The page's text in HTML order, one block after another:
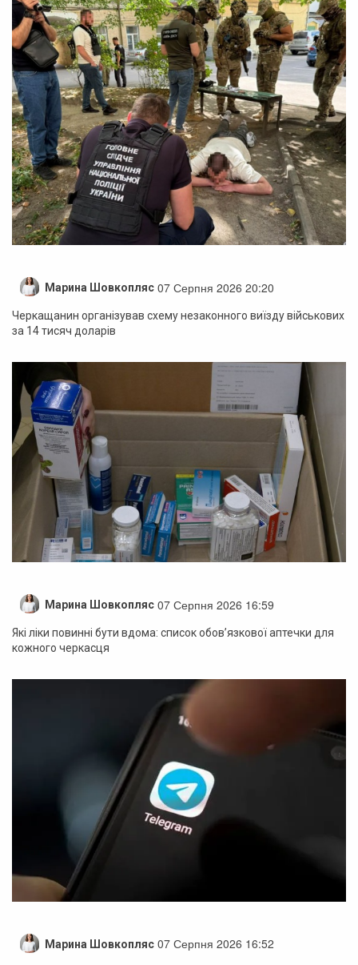
Марина Шовкопляс 07 Серпня 2026 20:20
Черкащанин організував схему незаконного виїзду військових
за 14 тисяч доларів
Марина Шовкопляс 07 Серпня 2026 16:59
Які ліки повинні бути вдома: список обов’язкової аптечки для
кожного черкасця
Марина Шовкопляс 07 Серпня 2026 16:52